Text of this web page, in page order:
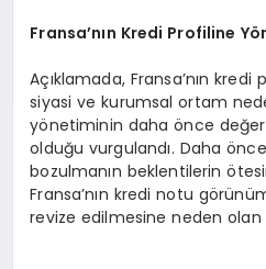
Fransa’nın Kredi Profiline
Açıklamada, Fransa’nın
siyasi ve kurumsal ortam
yönetiminin daha önce
olduğu vurgulandı. Daha
bozulmanın beklentilerin
Fransa’nın kredi notu
revize edilmesine neden olan